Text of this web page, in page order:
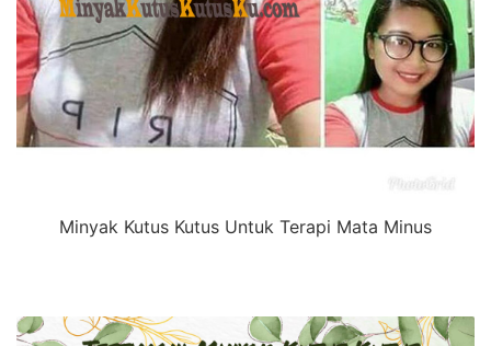
Minyak Kutus Kutus Untuk Terapi Mata Minus